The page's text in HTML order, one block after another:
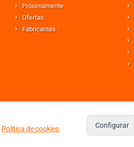
Próximamente
Ofertas
Fabricantes
Política de cookies Configurar